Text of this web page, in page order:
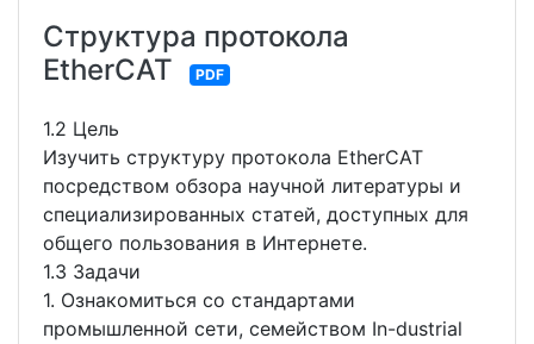
Структура протокола
EtherCAT
PDF
1.2 Цель
Изучить структуру протокола EtherCAT
посредством обзора научной литературы и
специализированных статей, доступных для
общего пользования в Интернете.
1.3 Задачи
1. Ознакомиться со стандартами
промышленной сети, семейством In-dustrial